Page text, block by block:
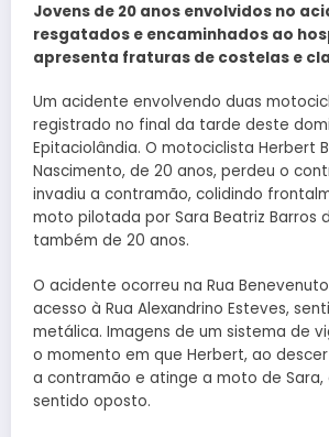
Jovens de 20 anos envolvidos no
resgatados e encaminhados ao
apresenta fraturas de costelas e
Um acidente envolvendo duas
registrado no final da tarde deste
Epitaciolândia. O motociclista Herbert
Nascimento, de 20 anos, perdeu o
invadiu a contramão, colidindo
moto pilotada por Sara Beatriz Barros
também de 20 anos.
O acidente ocorreu na Rua
acesso à Rua Alexandrino Esteves,
metálica. Imagens de um sistema de
o momento em que Herbert, ao
a contramão e atinge a moto de Sara,
sentido oposto.